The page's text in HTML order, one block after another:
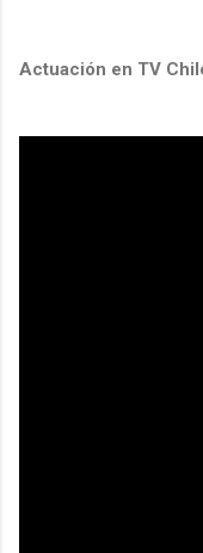
Actuación en TV